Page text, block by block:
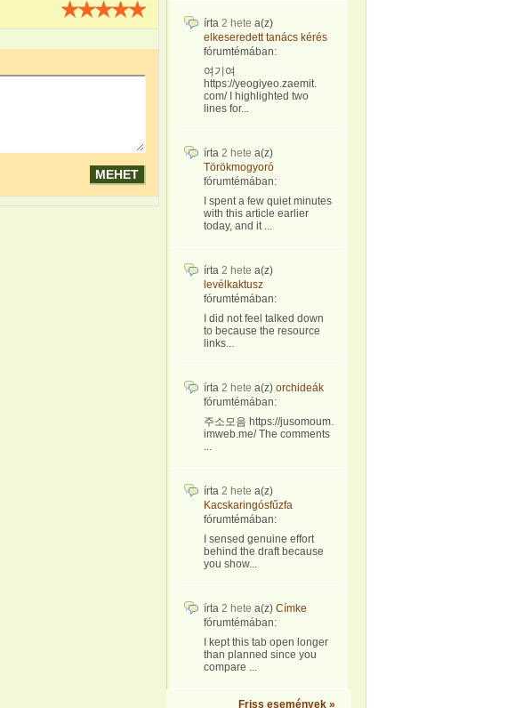
írta 2 hete a(z)
elkeseredett tanács kérés
fórumtémában:
여기여
https://yeogiyeo.zaemit.
com/ I highlighted two
lines for...
írta 2 hete a(z)
Törökmogyoró
fórumtémában:
I spent a few quiet minutes
with this article earlier
today, and it ...
írta 2 hete a(z)
levélkaktusz
fórumtémában:
I did not feel talked down
to because the resource
links...
írta 2 hete a(z) orchideák
fórumtémában:
주소모음 https://jusomoum.
imweb.me/ The comments
...
írta 2 hete a(z)
Kacskaringósfűzfa
fórumtémában:
I sensed genuine effort
behind the draft because
you show...
írta 2 hete a(z) Címke
fórumtémában:
I kept this tab open longer
than planned since you
compare ...
Friss események »